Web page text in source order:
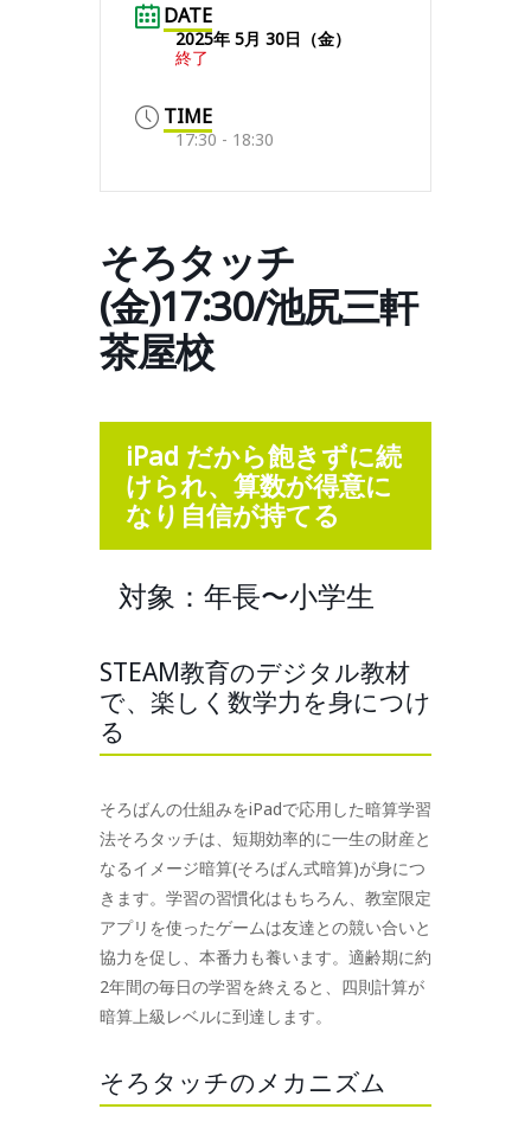
DATE
2025年 5月 30日（金）
終了
TIME
17:30 - 18:30
そろタッチ
(金)17:30/池尻三軒
茶屋校
iPad だから飽きずに続
けられ、算数が得意に
なり自信が持てる
対象：年長〜小学生
STEAM教育のデジタル教材
で、楽しく数学力を身につけ
る
そろばんの仕組みをiPadで応用した暗算学習
法そろタッチは、短期効率的に一生の財産と
なるイメージ暗算(そろばん式暗算)が身につ
きます。学習の習慣化はもちろん、教室限定
アプリを使ったゲームは友達との競い合いと
協力を促し、本番力も養います。適齢期に約
2年間の毎日の学習を終えると、四則計算が
暗算上級レベルに到達します。
そろタッチのメカニズム